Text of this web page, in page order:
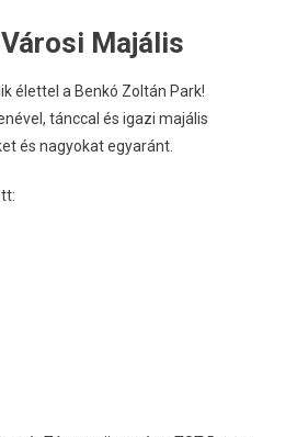
Majális
élettel a Benkó Zoltán Park!
tánccal és igazi majális
és nagyokat egyaránt.